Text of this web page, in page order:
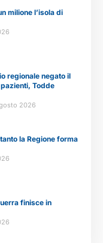
milione l’isola di
regionale negato il
Todde
2026
la Regione forma
finisce in